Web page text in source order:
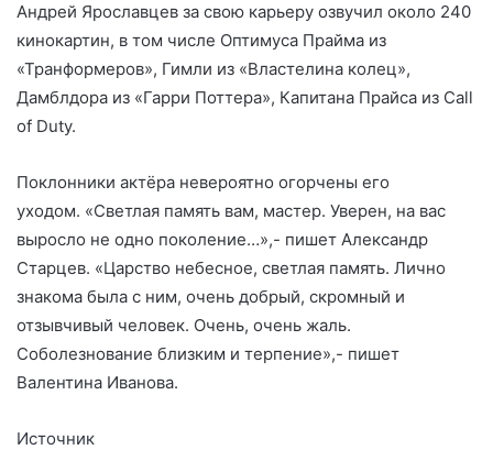
Андрей Ярославцев за свою карьеру озвучил около 240
кинокартин, в том числе Оптимуса Прайма из
«Транформеров», Гимли из «Властелина колец»,
Дамблдора из «Гарри Поттера», Капитана Прайса из Call
of Duty.
Поклонники актёра невероятно огорчены его
уходом. «Светлая память вам, мастер. Уверен, на вас
выросло не одно поколение…»,- пишет Александр
Старцев. «Царство небесное, светлая память. Лично
знакома была с ним, очень добрый, скромный и
отзывчивый человек. Очень, очень жаль.
Соболезнование близким и терпение»,- пишет
Валентина Иванова.
Источник